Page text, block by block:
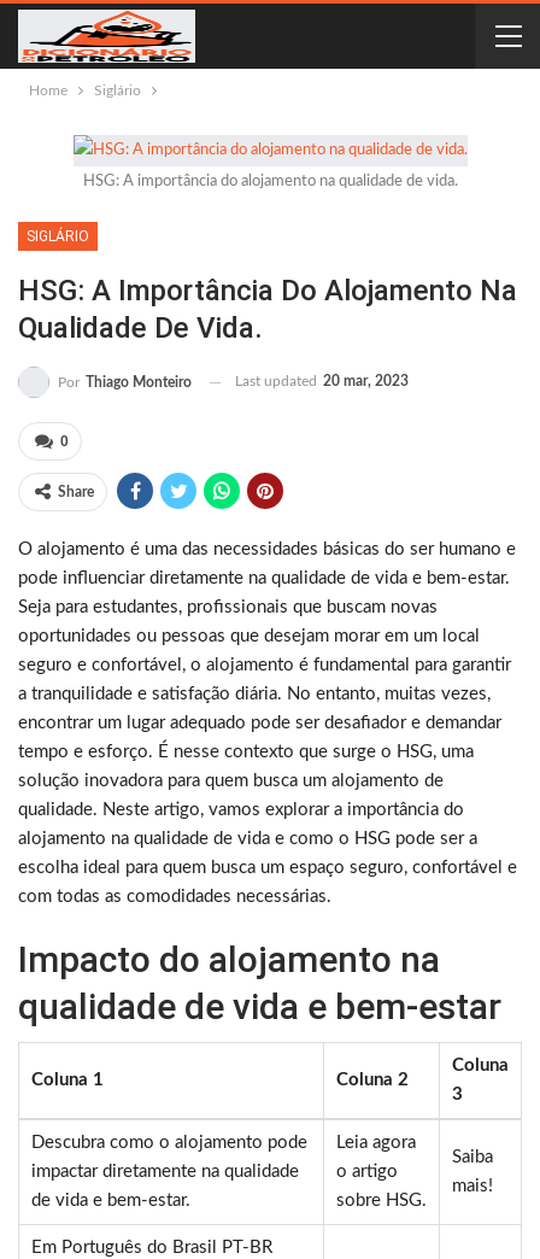
Home Siglário
HSG: A importância do alojamento na qualidade de vida.
SIGLÁRIO
HSG: A Importância Do Alojamento Na
Qualidade De Vida.
Por Thiago Monteiro Last updated 20 mar, 2023
0
Share
O alojamento é uma das necessidades básicas do ser humano e
pode influenciar diretamente na qualidade de vida e bem-estar.
Seja para estudantes, profissionais que buscam novas
oportunidades ou pessoas que desejam morar em um local
seguro e confortável, o alojamento é fundamental para garantir
a tranquilidade e satisfação diária. No entanto, muitas vezes,
encontrar um lugar adequado pode ser desafiador e demandar
tempo e esforço. É nesse contexto que surge o HSG, uma
solução inovadora para quem busca um alojamento de
qualidade. Neste artigo, vamos explorar a importância do
alojamento na qualidade de vida e como o HSG pode ser a
escolha ideal para quem busca um espaço seguro, confortável e
com todas as comodidades necessárias.
Impacto do alojamento na
qualidade de vida e bem-estar
Coluna 1 Coluna 2
Coluna
3
Descubra como o alojamento pode
impactar diretamente na qualidade
de vida e bem-estar.
Leia agora
o artigo
sobre HSG.
Saiba
mais!
Em Português do Brasil PT-BR